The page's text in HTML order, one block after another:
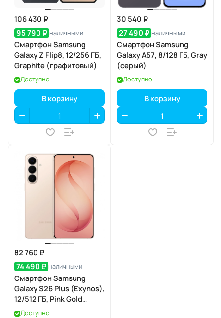
106 430 ₽
95 790 ₽ наличными
Смартфон Samsung
Galaxy Z Flip8, 12/256 ГБ,
Graphite (графитовый)
Доступно
В корзину
30 540 ₽
27 490 ₽ наличными
Смартфон Samsung
Galaxy A57, 8/128 ГБ, Gray
(серый)
Доступно
В корзину
82 760 ₽
74 490 ₽ наличными
Смартфон Samsung
Galaxy S26 Plus (Exynos),
12/512 ГБ, Pink Gold
(розовое золото)
Доступно